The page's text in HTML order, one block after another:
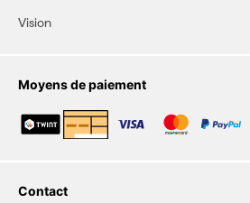
Vision
Contact
Moyens de paiement